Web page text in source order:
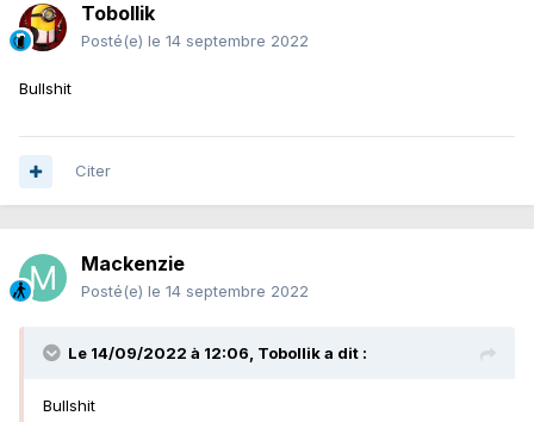
Tobollik
Posté(e) le 14 septembre 2022
Bullshit
Citer
Mackenzie
Posté(e) le 14 septembre 2022
Le 14/09/2022 à 12:06, Tobollika dit :
Bullshit